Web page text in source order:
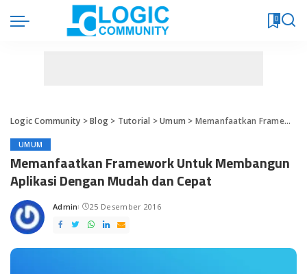
0
Logic Community >Blog> Tutorial >Umum > Memanfaatkan Framework Untuk Membangun Aplikasi Dengan Mudah dan Cepat
UMUM
Memanfaatkan Framework Untuk Membangun
Aplikasi Dengan Mudah dan Cepat
Posted
by
Admin 25 Desember 2016